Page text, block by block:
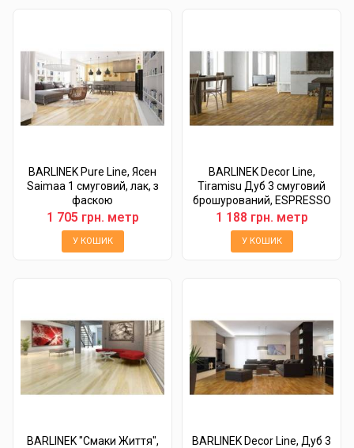
BARLINEK Pure Line, Ясен
Saimaa 1 смуговий, лак, з
фаскою
1 705 грн. метр
У КОШИК
BARLINEK Decor Line,
Tiramisu Дуб 3 смуговий
брошурований, ESPRESSO
1 188 грн. метр
У КОШИК
BARLINEK "Смаки Життя",
BARLINEK Decor Line, Дуб 3